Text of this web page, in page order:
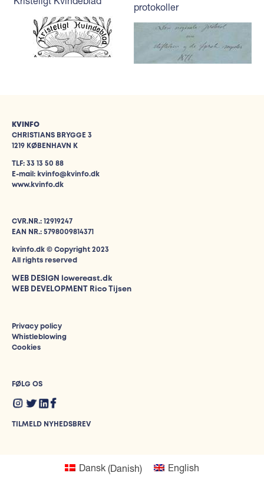
protokoller
KVINFO
CHRISTIANS BRYGGE 3
1219 KØBENHAVN K
TLF: 33 13 50 88
E-mail: kvinfo@kvinfo.dk
www.kvinfo.dk
CVR.NR.: 12919247
EAN NR.: 5798009814371
kvinfo.dk © Copyright 2023
All rights reserved
WEB DESIGN
lowereast.dk
WEB DEVELOPMENT Rico Tijsen
Privacy policy
Whistleblowing
Cookies
FØLG OS
TILMELD NYHEDSBREV
Dansk (Danish) English